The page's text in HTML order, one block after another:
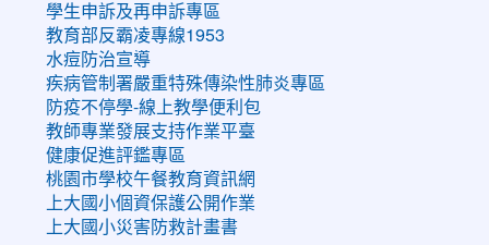
學生申訴及再申訴專區
教育部反霸凌專線1953
水痘防治宣導
疾病管制署嚴重特殊傳染性肺炎專區
防疫不停學-線上教學便利包
教師專業發展支持作業平臺
健康促進評鑑專區
桃園市學校午餐教育資訊網
上大國小個資保護公開作業
上大國小災害防救計畫書